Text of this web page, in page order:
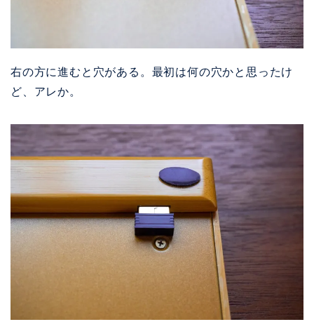
右の方に進むと穴がある。最初は何の穴かと思ったけ
ど、アレか。